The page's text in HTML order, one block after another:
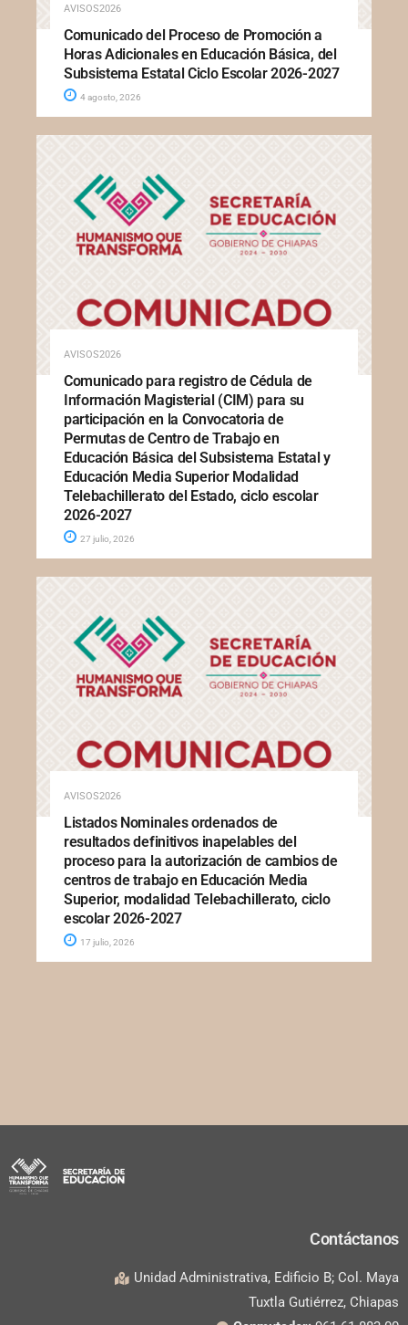
AVISOS2026
Comunicado del Proceso de Promoción a
Horas Adicionales en Educación Básica, del
Subsistema Estatal Ciclo Escolar 2026-2027
4 agosto, 2026
AVISOS2026
Comunicado para registro de Cédula de
Información Magisterial (CIM) para su
participación en la Convocatoria de
Permutas de Centro de Trabajo en
Educación Básica del Subsistema Estatal y
Educación Media Superior Modalidad
Telebachillerato del Estado, ciclo escolar
2026-2027
27 julio, 2026
AVISOS2026
Listados Nominales ordenados de
resultados definitivos inapelables del
proceso para la autorización de cambios de
centros de trabajo en Educación Media
Superior, modalidad Telebachillerato, ciclo
escolar 2026-2027
17 julio, 2026
Contáctanos
Unidad Administrativa, Edificio B; Col. Maya
Tuxtla Gutiérrez, Chiapas